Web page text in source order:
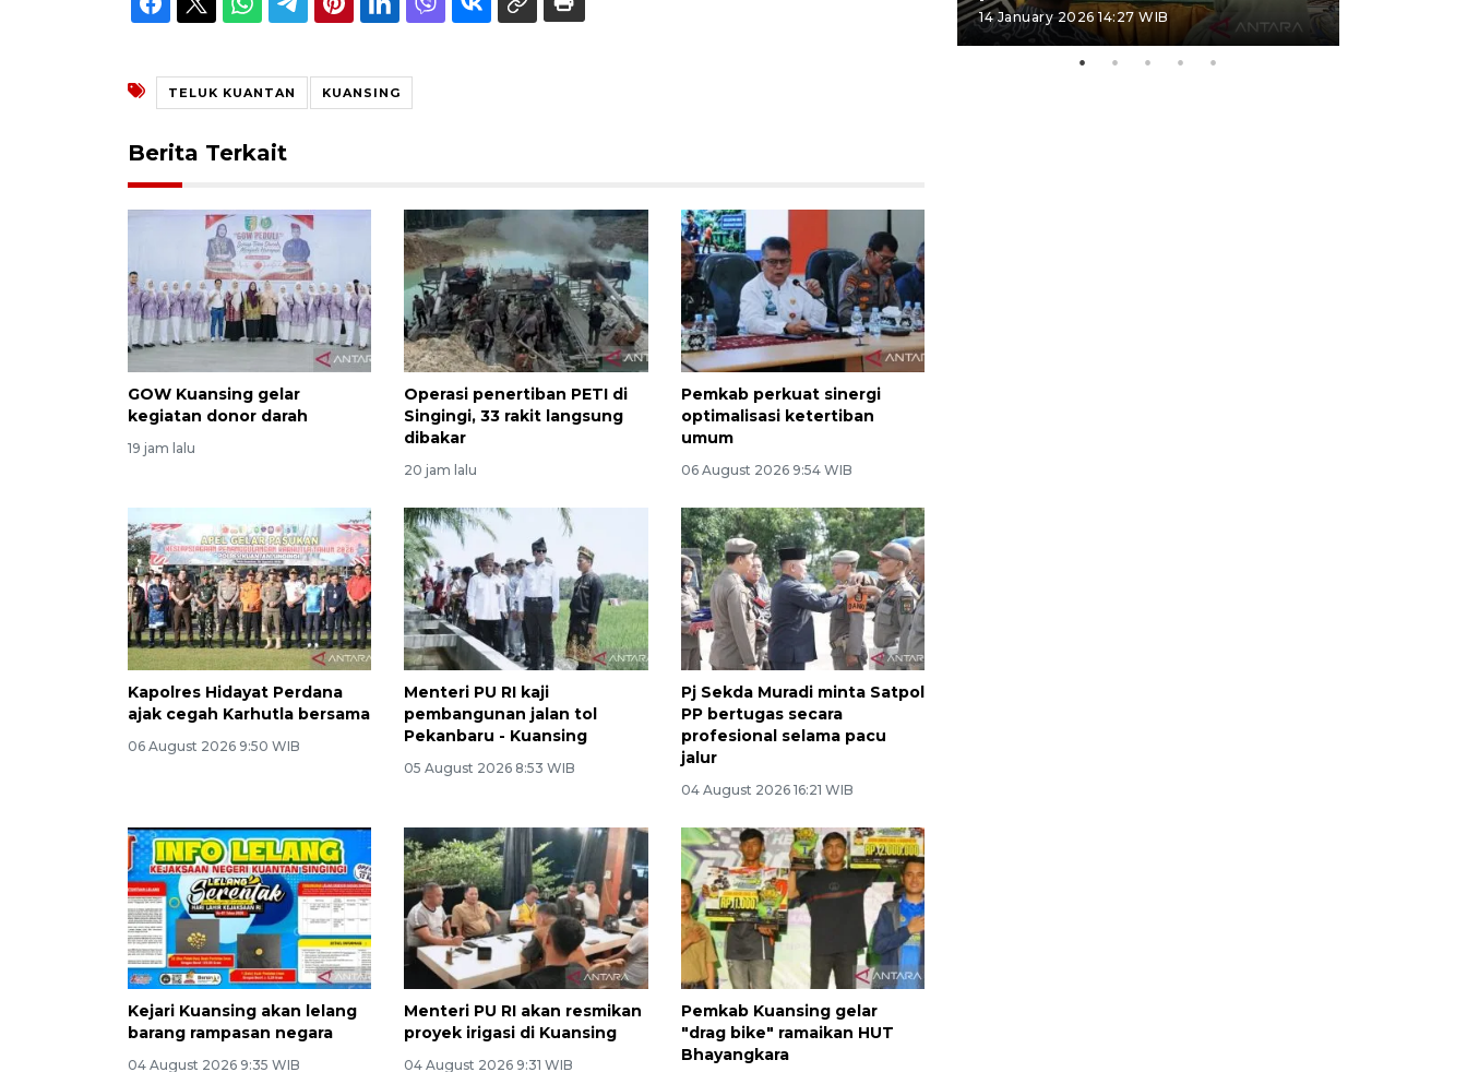
TELUK KUANTAN KUANSING
Berita Terkait
GOW Kuansing gelar
kegiatan donor darah
19 jam lalu
Operasi penertiban PETI di
Singingi, 33 rakit langsung
dibakar
20 jam lalu
Pemkab perkuat sinergi
optimalisasi ketertiban
umum
06 August 2026 9:54 WIB
Kapolres Hidayat Perdana
ajak cegah Karhutla bersama
06 August 2026 9:50 WIB
Menteri PU RI kaji
pembangunan jalan tol
Pekanbaru - Kuansing
05 August 2026 8:53 WIB
Pj Sekda Muradi minta Satpol
PP bertugas secara
profesional selama pacu
jalur
04 August 2026 16:21 WIB
Kejari Kuansing akan lelang
barang rampasan negara
04 August 2026 9:35 WIB
Menteri PU RI akan resmikan
proyek irigasi di Kuansing
04 August 2026 9:31 WIB
Pemkab Kuansing gelar
"drag bike" ramaikan HUT
Bhayangkara
14 January 2026 14:27 WIB